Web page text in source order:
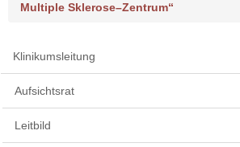
Multiple Sklerose–Zentrum“
Klinikumsleitung
Aufsichtsrat
Leitbild